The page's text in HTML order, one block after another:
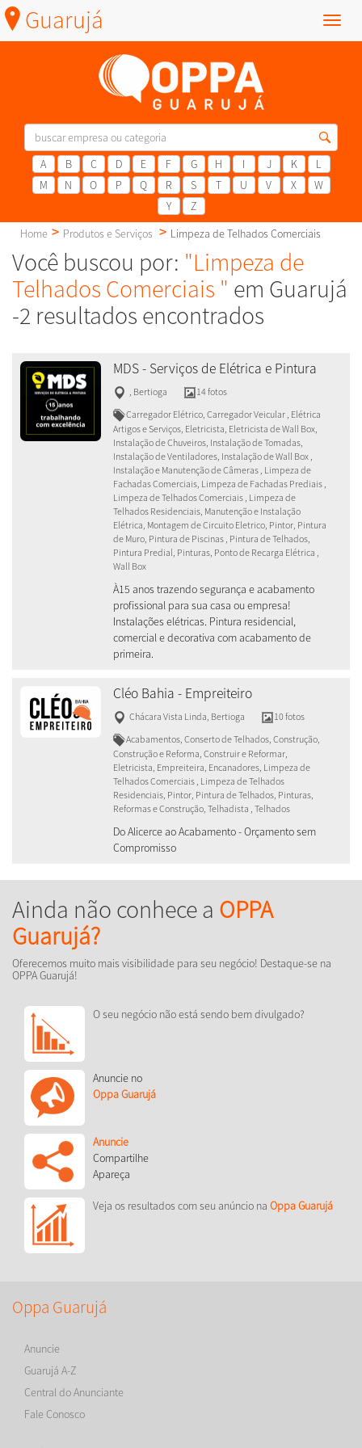
Menu
Guarujá
A B C D E F G H I J K
L
M
N O P Q R S T U V X
W
Y
Z
Home
Produtos e Serviços Limpeza de Telhados Comerciais
Você buscou por: "Limpeza de
Telhados Comerciais " em Guarujá
-2 resultados encontrados
MDS - Serviços de Elétrica e Pintura
Bertioga
14 fotos
Carregador Elétrico, Carregador Veicular , Elétrica
Artigos e Serviços, Eletricista, Eletricista de Wall Box,
Instalação de Chuveiros, Instalação de Tomadas,
Instalação de Ventiladores, Instalação de Wall Box ,
Instalação e Manutenção de Câmeras , Limpeza de
Fachadas Comerciais, Limpeza de Fachadas Prediais ,
Limpeza de Telhados Comerciais , Limpeza de
Telhados Residenciais, Manutenção e Instalação
Elétrica, Montagem de Circuito Eletrico, Pintor, Pintura
de Muro, Pintura de Piscinas , Pintura de Telhados,
Pintura Predial, Pinturas, Ponto de Recarga Elétrica ,
Wall Box
À15 anos trazendo segurança e acabamento
profissional para sua casa ou empresa!
Instalações elétricas. Pintura residencial,
comercial e decorativa com acabamento de
primeira.
Cléo Bahia - Empreiteiro
Chácara Vista Linda Bertioga
10 fotos
Acabamentos, Conserto de Telhados, Construção,
Construção e Reforma, Construir e Reformar,
Eletricista, Empreiteira, Encanadores, Limpeza de
Telhados Comerciais , Limpeza de Telhados
Residenciais, Pintor, Pintura de Telhados, Pinturas,
Reformas e Construção, Telhadista , Telhados
Do Alicerce ao Acabamento - Orçamento sem
Compromisso
Ainda não conhece a OPPA
Guarujá?
Oferecemos muito mais visibilidade para seu negócio! Destaque-se na
OPPA Guarujá!
O seu negócio não está sendo bem divulgado?
Anuncie no
Oppa Guarujá
Anuncie
Compartilhe
Apareça
Veja os resultados com seu anúncio na Oppa Guarujá
Oppa Guarujá
Anuncie
Guarujá A-Z
Central do Anunciante
Fale Conosco